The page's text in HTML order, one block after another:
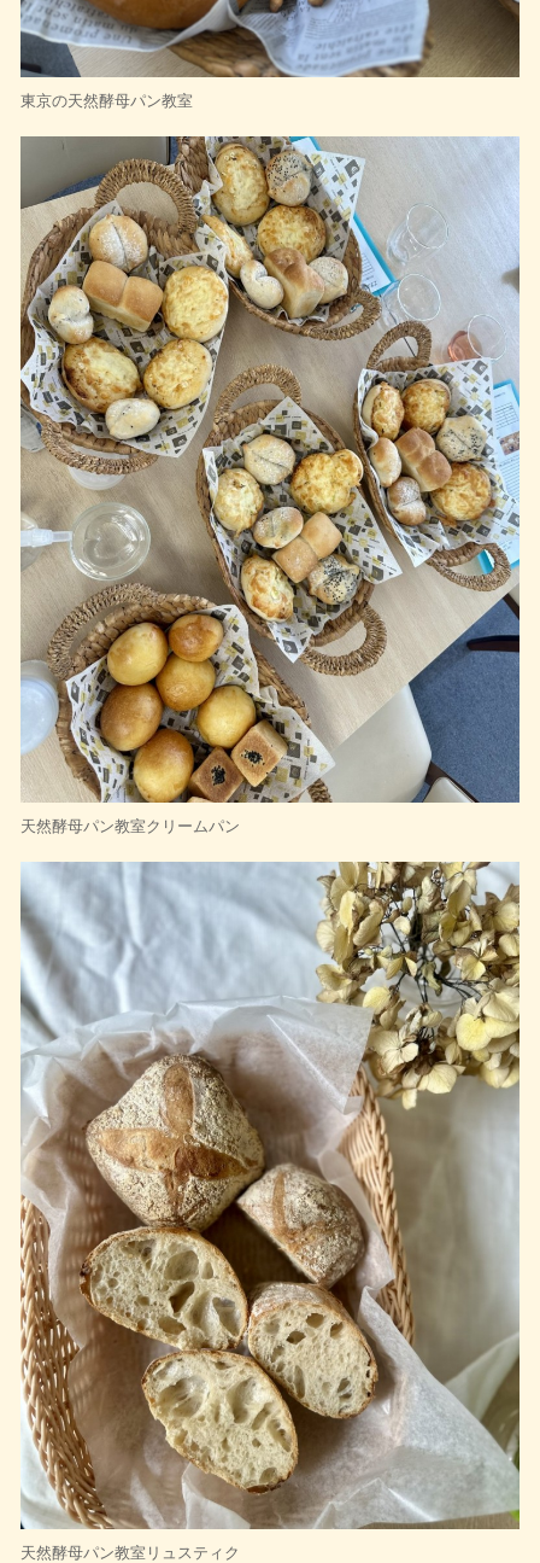
東京の天然酵母パン教室
天然酵母パン教室クリームパン
天然酵母パン教室リュスティク